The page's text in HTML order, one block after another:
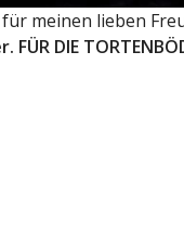
meinen lieben
FÜR DIE